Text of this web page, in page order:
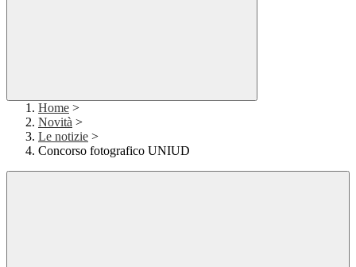
Home >
Novità >
Le notizie >
Concorso fotografico UNIUD